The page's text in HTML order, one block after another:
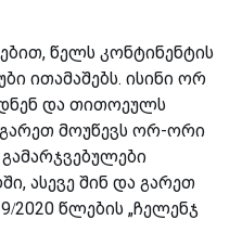
წელს კონტინენტის
ითამაშებს. ისინი ორ
და თითოეულს
მოუწევს ორ-ორი
ასევე შინ და გარეთ
2020 წლების „ჩელენჯ